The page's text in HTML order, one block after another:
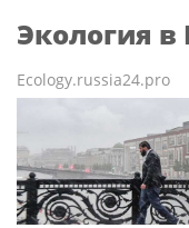
Экология в
Ecology.russia24.pro